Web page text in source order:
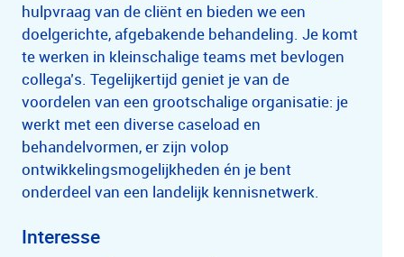
hulpvraag van de cliënt en bieden we een
doelgerichte, afgebakende behandeling. Je komt
te werken in kleinschalige teams met bevlogen
collega’s. Tegelijkertijd geniet je van de
voordelen van een grootschalige organisatie: je
werkt met een diverse caseload en
behandelvormen, er zijn volop
ontwikkelingsmogelijkheden én je bent
onderdeel van een landelijk kennisnetwerk.
Interesse